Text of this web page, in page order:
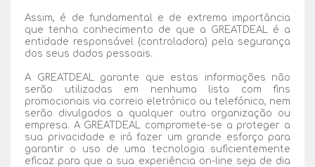
Assim, é de fundamental e de extrema importância
que tenha conhecimento de que a GREATDEAL é a
entidade responsável (controladora) pela segurança
dos seus dados pessoais.
A GREATDEAL garante que estas informações não
serão utilizadas em nenhuma lista com fins
promocionais via correio eletrónico ou telefónico, nem
serão divulgados a qualquer outra organização ou
empresa. A GREATDEAL compromete-se a proteger a
sua privacidade e irá fazer um grande esforço para
garantir o uso de uma tecnologia suficientemente
eficaz para que a sua experiência on-line seja de dia